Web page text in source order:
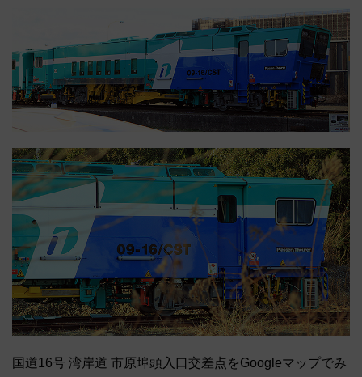
国道16号 湾岸道 市原埠頭入口交差点をGoogleマップでみ